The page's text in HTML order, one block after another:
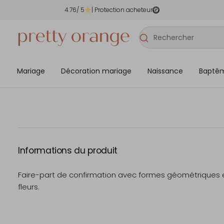
4.76/ 5 | Protection acheteur
Mariage Décoration mariage Naissance
Informations du produit
Faire-part de confirmation avec formes géométriques
fleurs.